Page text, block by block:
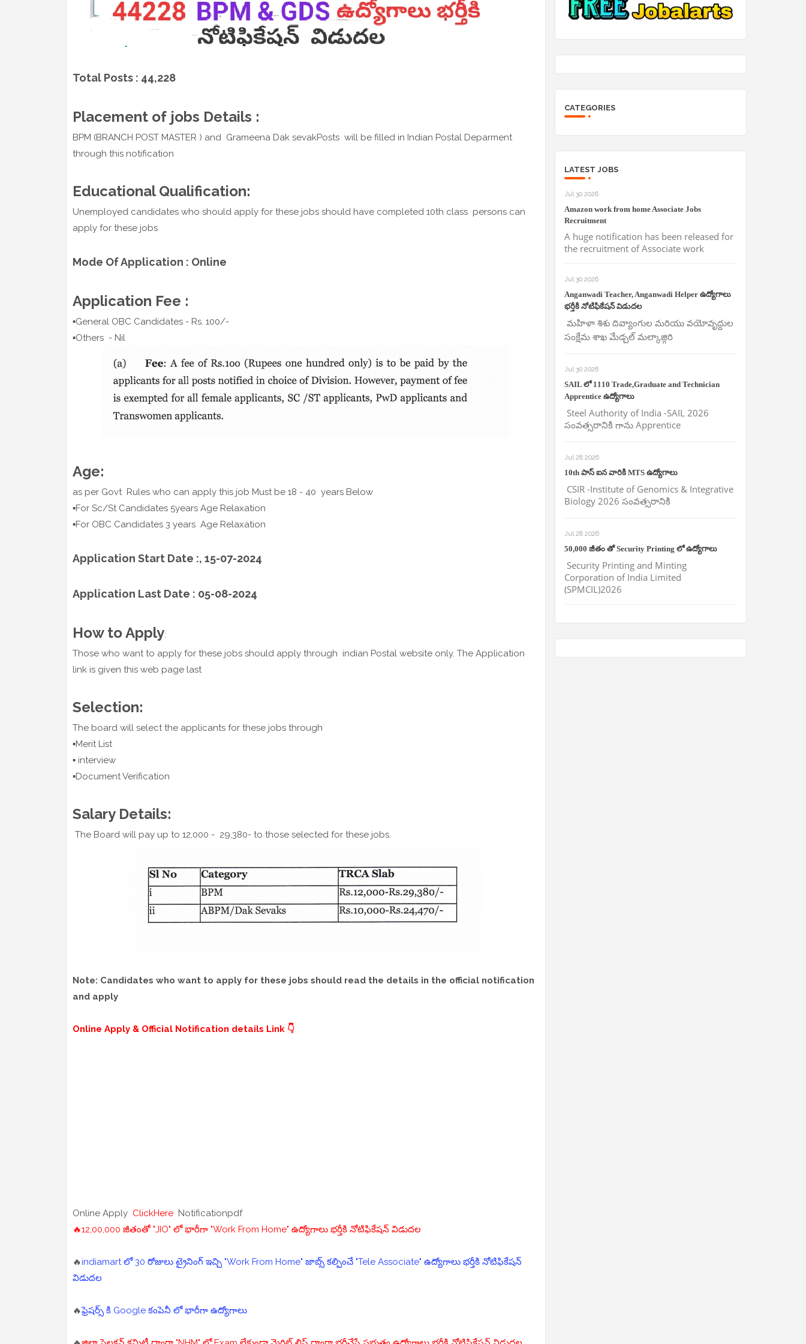
Total Posts : 44,228
Placement of jobs Details :
BPM (BRANCH POST MASTER ) and Grameena Dak sevakPosts will be filled in Indian Postal Deparment
through this notification
Educational Qualification:
Unemployed candidates who should apply for these jobs should have completed 10th class persons can
apply for these jobs
Mode Of Application : Online
Application Fee :
▪️General OBC Candidates - Rs. 100/-
▪️Others - Nil
Age:
as per Govt Rules who can apply this job Must be 18 - 40 years Below
▪️For Sc/St Candidates 5years Age Relaxation
▪️For OBC Candidates 3 years Age Relaxation
Application Start Date :, 15-07-2024
Application Last Date : 05-08-2024
How to Apply:
Those who want to apply for these jobs should apply through indian Postal website only. The Application
link is given this web page last
Selection:
The board will select the applicants for these jobs through
▪️Merit List
▪️ interview
▪️Document Verification
Salary Details:
The Board will pay up to 12,000 - 29,380- to those selected for these jobs.
Note: Candidates who want to apply for these jobs should read the details in the official notification
and apply
Online Apply & Official Notification details Link 👇
Online Apply ClickHereNotificationpdf
🔥12,00,000 జీతంతో "JIO" లో భారీగా "Work From Home" ఉద్యోగాలు భర్తీకి నోటిఫికేషన్ విడుదల
🔥indiamart లో 30 రోజులు ట్రైనింగ్ ఇచ్చి "Work From Home" జాబ్స్ కల్పించే "Tele Associate" ఉద్యోగాలు భర్తీకి నోటిఫికేషన్
విడుదల
🔥ఫ్రెషర్స్ కి Google కంపెనీ లో భారీగా ఉద్యోగాలు
CATEGORIES
LATEST JOBS
Jul 30 2026
Amazon work from home Associate Jobs
Recruitment
A huge notification has been released for
the recruitment of Associate work
Jul 30 2026
Anganwadi Teacher, Anganwadi Helper ఉద్యోగాలు
భర్తీకి నోటిఫికేషన్ విడుదల
మహిళా శిశు దివ్యాంగుల మరియు వయోవృద్దుల
సంక్షేమ శాఖ మేడ్చల్ మల్కాజ్గిరి
Jul 30 2026
SAIL లో 1110 Trade,Graduate and Technician
Apprentice ఉద్యోగాలు
Steel Authority of India -SAIL 2026
సంవత్సరానికి గాను Apprentice
Jul 28 2026
10th పాస్ ఐన వారికి MTS ఉద్యోగాలు
CSIR -Institute of Genomics & Integrative
Biology 2026 సంవత్సరానికి
Jul 28 2026
50,000 జీతం తో Security Printing లో ఉద్యోగాలు
Security Printing and Minting
Corporation of India Limited
(SPMCIL)2026